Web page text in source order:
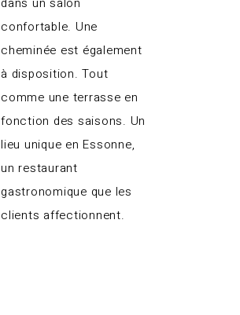
confortable. Une
cheminée est également
à disposition. Tout
comme une terrasse en
fonction des saisons. Un
lieu unique en Essonne,
un restaurant
gastronomique que les
clients affectionnent.